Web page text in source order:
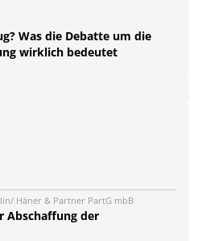
Was die Debatte um die
wirklich bedeutet
Häner & Partner PartG mbB
Abschaffung der